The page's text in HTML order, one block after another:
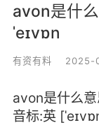
avon是什
ˈeɪvɒn
有资有料 2025-
avon是什么
音标:英